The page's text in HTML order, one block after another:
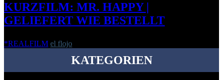
KURZFILM: MR. HAPPY |
GELIEFERT WIE BESTELLT
*REALFILM el flojo
KATEGORIEN